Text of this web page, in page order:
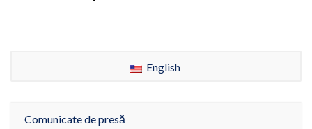
English
Comunicate de presă